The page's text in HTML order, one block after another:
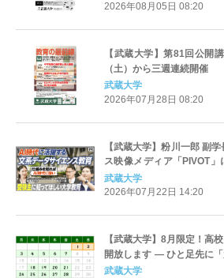
2026年08月05日 08:20
【武蔵大学】第81回公開
（土）から三週連続開催
武蔵大学
2026年07月28日 08:20
【武蔵大学】粉川一郎 副
ス映像メディア「PIVOT
サイエンス教育について紹
武蔵大学
2026年07月22日 14:20
【武蔵大学】8月限定！高
開放します — ひと足先に
るチャンス —
武蔵大学